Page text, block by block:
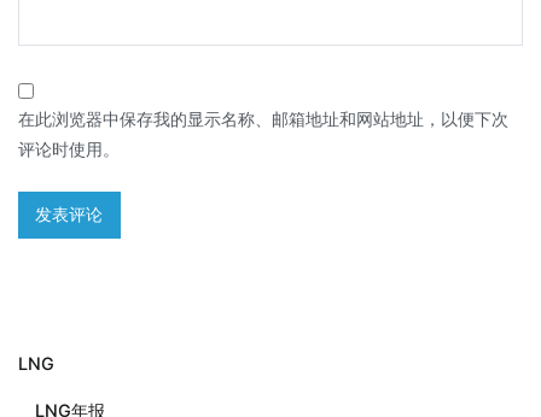
在此浏览器中保存我的显示名称、邮箱地址和网站地址，以便下次
评论时使用。
LNG
LNG年报